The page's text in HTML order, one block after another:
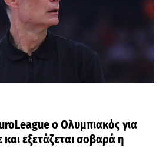
ο Ολυμπιακός για
εξετάζεται σοβαρά η